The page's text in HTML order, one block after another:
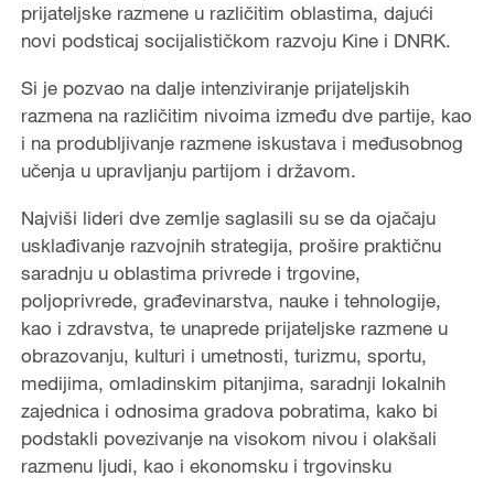
prijateljske razmene u različitim oblastima, dajući
novi podsticaj socijalističkom razvoju Kine i DNRK.
Si je pozvao na dalje intenziviranje prijateljskih
razmena na različitim nivoima između dve partije, kao
i na produbljivanje razmene iskustava i međusobnog
učenja u upravljanju partijom i državom.
Najviši lideri dve zemlje saglasili su se da ojačaju
usklađivanje razvojnih strategija, prošire praktičnu
saradnju u oblastima privrede i trgovine,
poljoprivrede, građevinarstva, nauke i tehnologije,
kao i zdravstva, te unaprede prijateljske razmene u
obrazovanju, kulturi i umetnosti, turizmu, sportu,
medijima, omladinskim pitanjima, saradnji lokalnih
zajednica i odnosima gradova pobratima, kako bi
podstakli povezivanje na visokom nivou i olakšali
razmenu ljudi, kao i ekonomsku i trgovinsku